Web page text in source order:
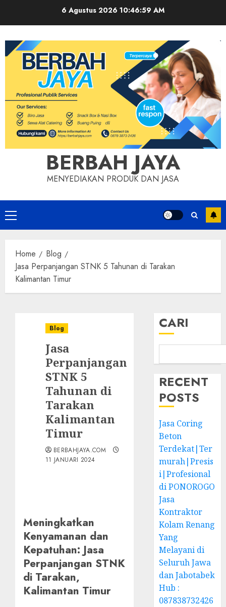
6 Agustus 2026 10:46:59 AM
BERBAH JAYA
MENYEDIAKAN PRODUK DAN JASA
Primary
Menu
Home
Blog
Jasa Perpanjangan STNK 5 Tahunan di Tarakan
Kalimantan Timur
Blog
Jasa
Perpanjangan
STNK 5
Tahunan di
Tarakan
Kalimantan
Timur
BERBAHJAYA.COM
11 JANUARI 2024
Meningkatkan
Kenyamanan dan
Kepatuhan: Jasa
Perpanjangan STNK
di Tarakan,
Kalimantan Timur
CARI
RECENT
POSTS
Jasa Coring
Beton
Terdekat|Ter
murah|Presis
i|Profesional
di PONOROGO
Jasa
Kontraktor
Kolam Renang
Yang
Melayani di
Seluruh Jawa
dan Jabotabek
Hub :
087838732426